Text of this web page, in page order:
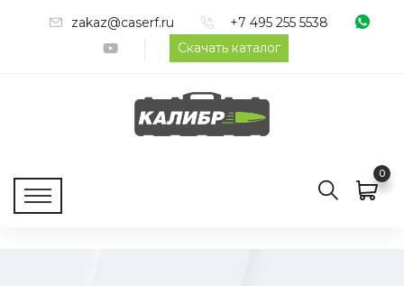
zakaz@caserf.ru
+7 495 255 5538
Скачать каталог
0